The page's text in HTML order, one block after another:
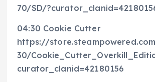
70/SD/
04:30 Cookie Cutter
https://
30/
curator_clanid=42180156